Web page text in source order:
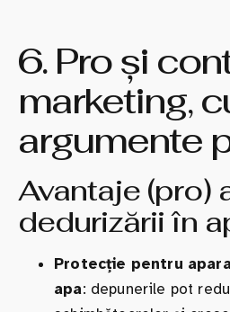
6. Pro și
marketing,
argumente
Avantaje (pro)
dedurizării în
Protecție pentru
apa: depunerile pot